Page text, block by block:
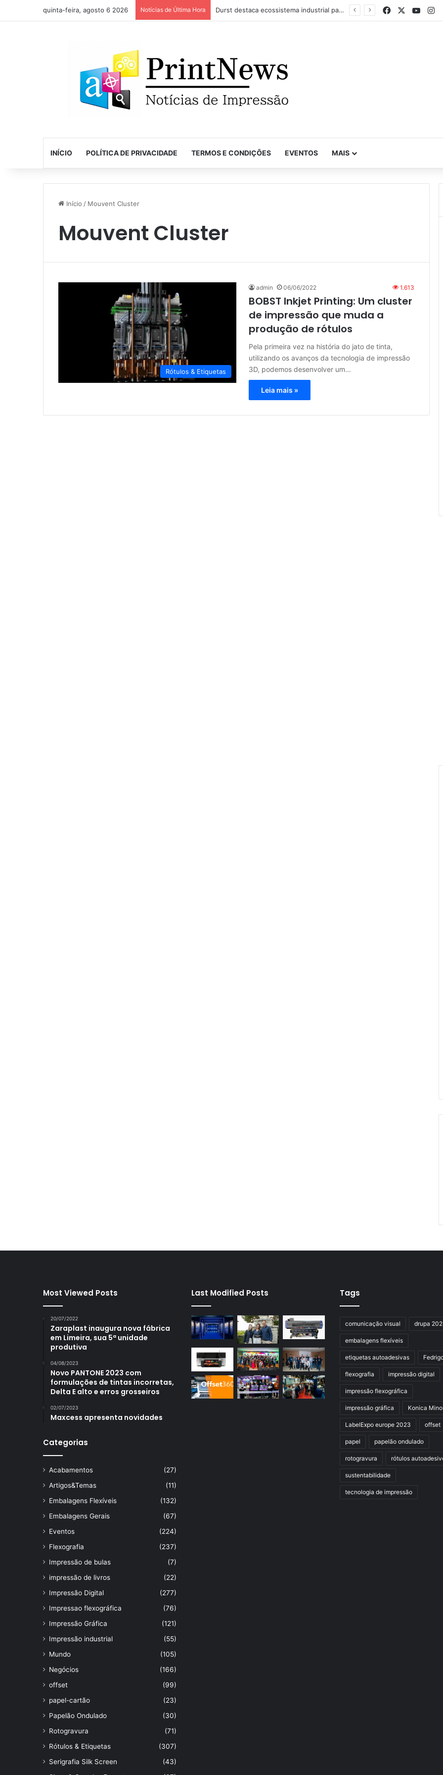
quinta-feira, agosto 6 2026 Notícias de Última Hora Com recorde de trabalhos inscritos e empresas participantes, 7º Prêmio Paulista de Excelência Gráfica conhece seus vencedores Facebook
INÍCIO POLÍTICA DE PRIVACIDADE TERMOS E CONDIÇÕES EVENTOS MAIS
Início / Mouvent Cluster
Mouvent Cluster
Rótulos & Etiquetas
admin 06/06/2022 1.613
BOBST Inkjet Printing: Um cluster
de impressão que muda a
produção de rótulos
Pela primeira vez na história do jato de tinta,
utilizando os avanços da tecnologia de impressão
3D, podemos desenvolver um…
Leia mais »
Most Viewed Posts
20/07/2022
Zaraplast inaugura nova fábrica
em Limeira, sua 5ª unidade
produtiva
04/08/2023
Novo PANTONE 2023 com
formulações de tintas incorretas,
Delta E alto e erros grosseiros
02/07/2023
Maxcess apresenta novidades
Categorias
Acabamentos
(27)
Artigos&Temas
(11)
Embalagens Flexíveis
(132)
Embalagens Gerais
(67)
Eventos
(224)
Flexografia
(237)
Impressão de bulas
(7)
impressão de livros
(22)
Impressão Digital
(277)
Impressao flexográfica
(76)
Impressão Gráfica
(121)
Impressão industrial
(55)
Mundo
(105)
Negócios
(166)
offset
(99)
papel-cartão
(23)
Papelão Ondulado
(30)
Rotogravura
(71)
Rótulos & Etiquetas
(307)
Serigrafia Silk Screen
(43)
Last Modified Posts Tags
comunicação visual drupa
embalagens flexíveis
etiquetas autoadesivas
flexografia impressão digital
impressão flexográfica
impressão gráfica Konica
LabelExpo europe 2023 offset
papel papelão ondulado
rotogravura rótulos
sustentabilidade
tecnologia de impressão